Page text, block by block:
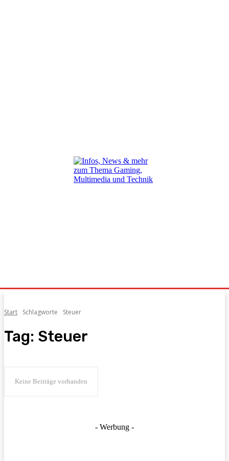
Start Schlagworte Steuer
Tag: Steuer
Keine Beiträge vorhanden
- Werbung -